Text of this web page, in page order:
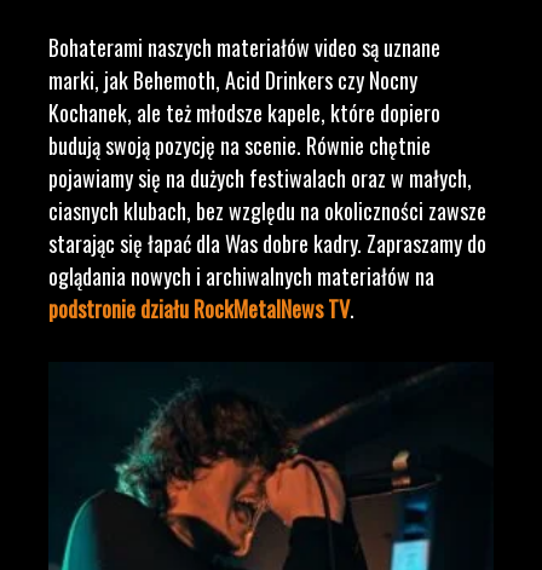
Bohaterami naszych materiałów video są uznane
marki, jak Behemoth, Acid Drinkers czy Nocny
Kochanek, ale też młodsze kapele, które dopiero
budują swoją pozycję na scenie. Równie chętnie
pojawiamy się na dużych festiwalach oraz w małych,
ciasnych klubach, bez względu na okoliczności zawsze
starając się łapać dla Was dobre kadry. Zapraszamy do
oglądania nowych i archiwalnych materiałów na
podstronie działu RockMetalNews TV.